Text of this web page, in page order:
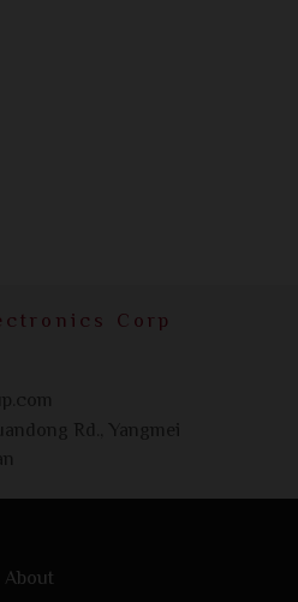
Corp
Rd., Yangmei
About